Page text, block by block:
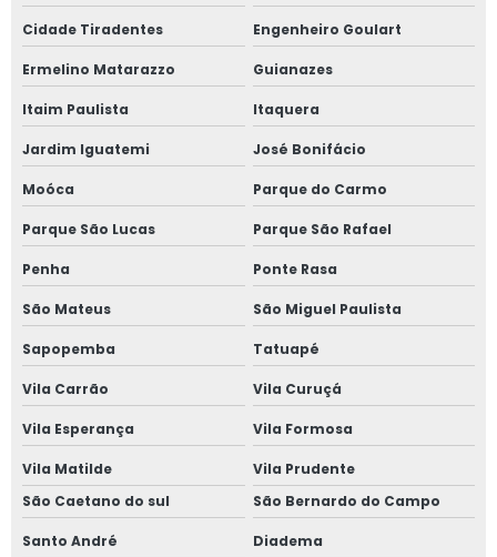
Cidade Tiradentes Engenheiro Goulart
Ermelino Matarazzo Guianazes
Itaim Paulista Itaquera
Jardim Iguatemi José Bonifácio
Moóca Parque do Carmo
Parque São Lucas Parque São Rafael
Penha Ponte Rasa
São Mateus São Miguel Paulista
Sapopemba Tatuapé
Vila Carrão Vila Curuçá
Vila Esperança Vila Formosa
Vila Matilde
Vila Prudente
São Caetano do sul
São Bernardo do Campo
Santo André Diadema